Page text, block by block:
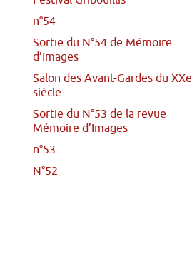
n°54
Sortie du N°54 de Mémoire
d’Images
Salon des Avant-Gardes du XXe
siècle
Sortie du N°53 de la revue
Mémoire d’Images
n°53
N°52